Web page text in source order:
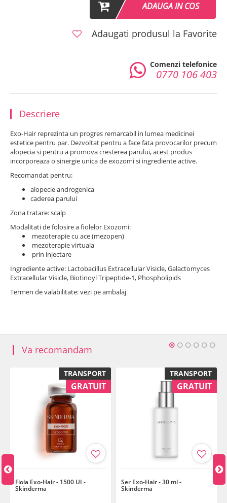
ADAUGA IN COS
Adaugati produsul la Favorite
Comenzi telefonice
0770 106 403
Descriere
Exo-Hair reprezinta un progres remarcabil in lumea medicinei
estetice pentru par. Dezvoltat pentru a face fata provocarilor precum
alopecia si pentru a promova cresterea parului, acest produs
incorporeaza o sinergie unica de exozomi si ingrediente active.
Recomandat pentru:
alopecie androgenica
caderea parului
Zona tratare: scalp
Modalitati de folosire a fiolelor Exozomi:
mezoterapie cu ace (mezopen)
mezoterapie virtuala
prin injectare
Ingrediente active: Lactobacillus Extracellular Visicle, Galactomyces
Extracellular Visicle, Biotinoyl Tripeptide-1, Phospholipids
Termen de valabilitate: vezi pe ambalaj
Va recomandam
TRANSPORT
GRATUIT
Fiola Exo-Hair - 1500 UI -
Skinderma
TRANSPORT
GRATUIT
Ser Exo-Hair - 30 ml -
Skinderma